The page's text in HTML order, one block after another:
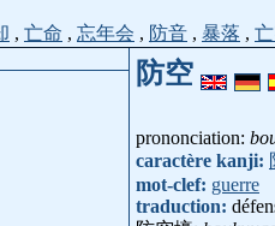
, 亡命 , 忘年会 , 防音 , 暴落 ,
防空
prononciation:
caractère kanji:
mot-clef: guerre
traduction: